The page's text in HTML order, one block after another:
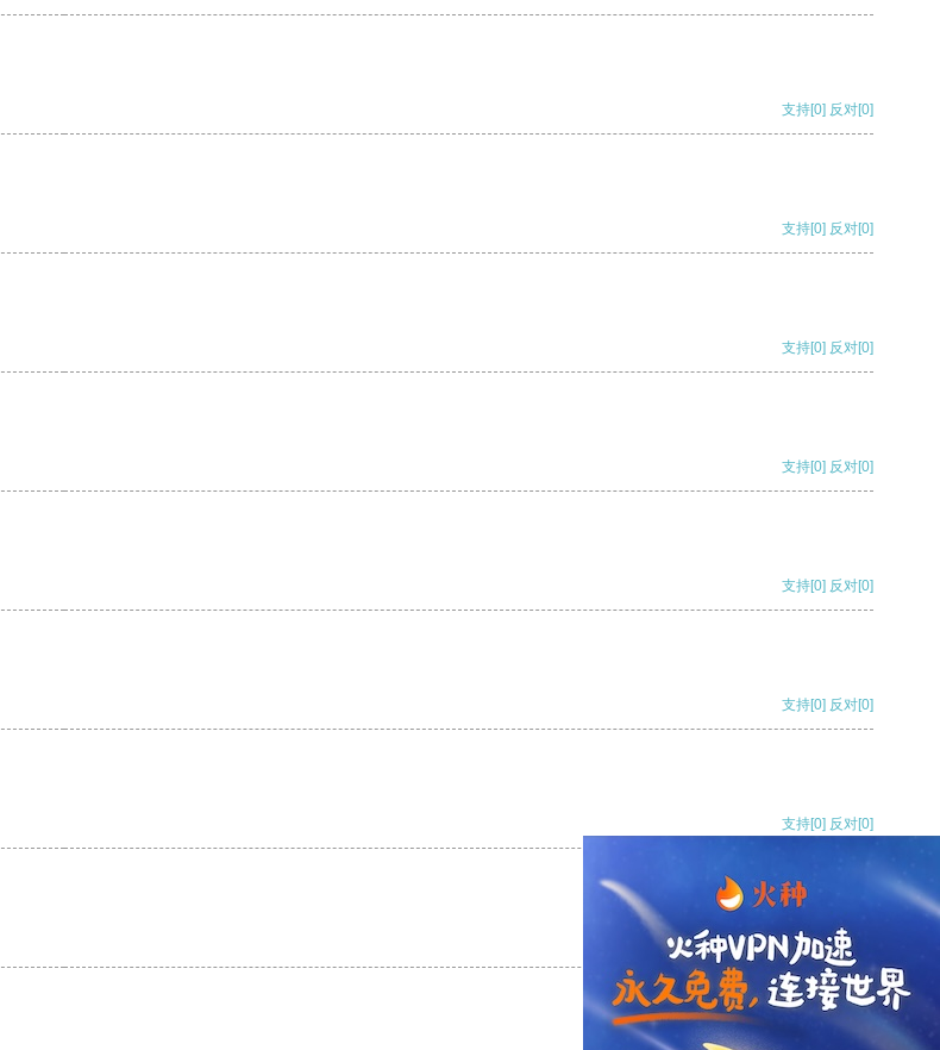
支持[0] 反对[0]
支持[0] 反对[0]
支持[0] 反对[0]
支持[0] 反对[0]
支持[0] 反对[0]
支持[0] 反对[0]
支持[0] 反对[0]
支持[0] 反对